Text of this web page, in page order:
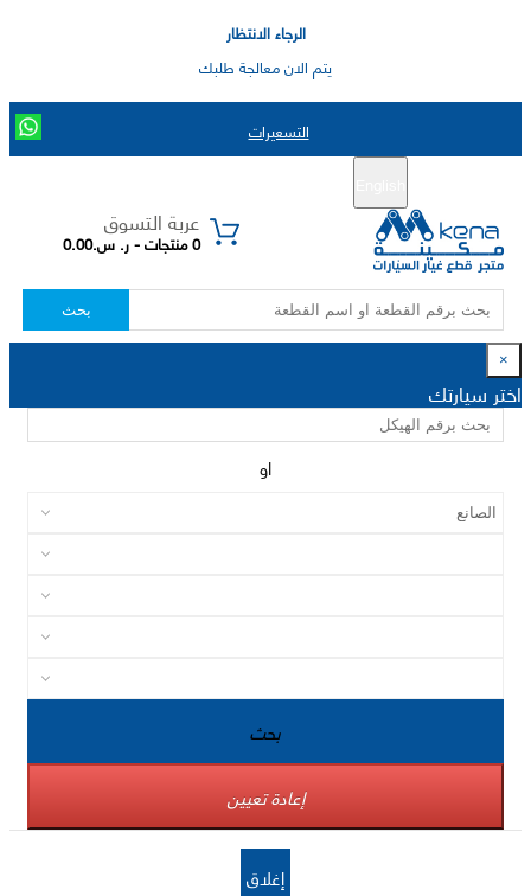
الرجاء الانتظار
يتم الان معالجة طلبك
التسعيرات
عربة التسوق
0 منتجات - ر. س.0.00
بحث
×
اختر سيارتك
او
بحث
إعادة تعيين
إغلاق